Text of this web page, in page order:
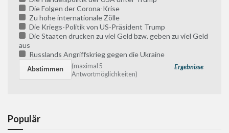
Die Folgen der Corona-Krise
Zu hohe internationale Zölle
Die Kriegs-Politik von US-Präsident Trump
Die Staaten drucken zu viel Geld bzw. geben zu viel Geld
aus
Russlands Angriffskrieg gegen die Ukraine
Ergebnisse
(maximal 5
Antwortmöglichkeiten)
Populär